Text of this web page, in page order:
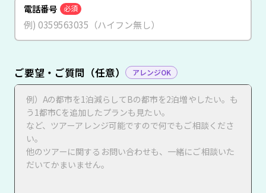
電話番号 必須
ご要望・ご質問（任意） アレンジOK